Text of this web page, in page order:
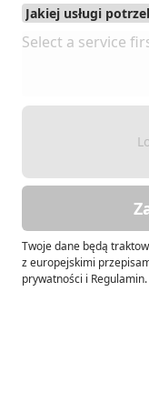
Twoje dane będą
z europejskimi
prywatności i Regulamin.